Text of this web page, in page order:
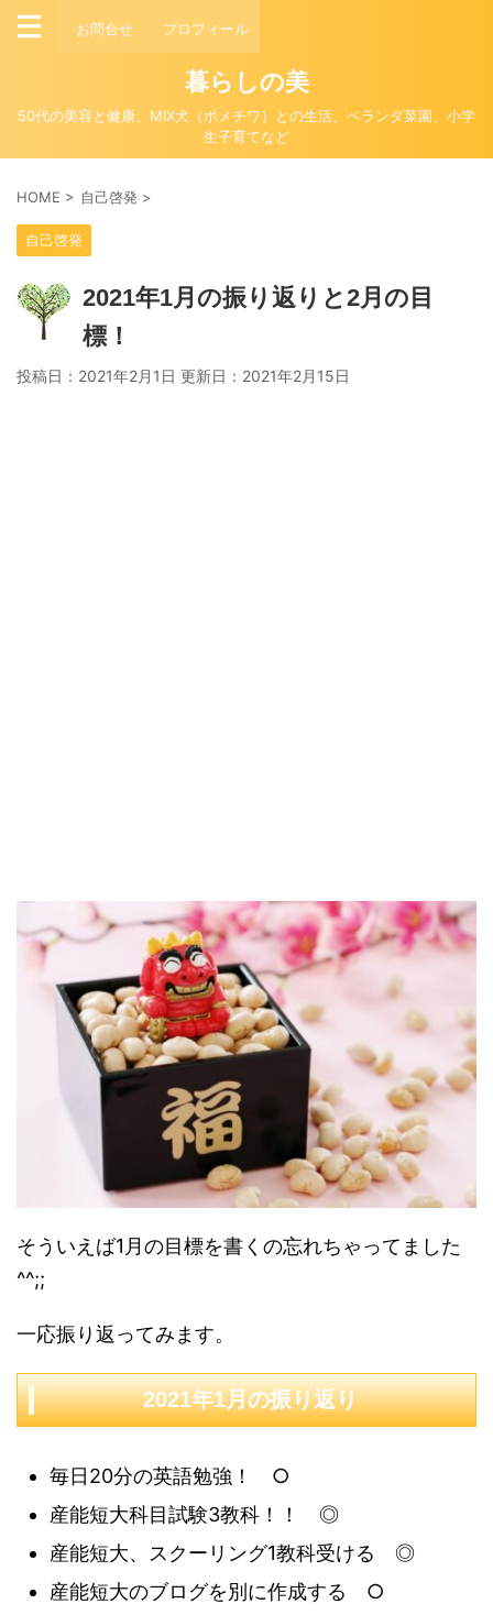
お問合せ プロフィール
暮らしの美
50代の美容と健康、MIX犬（ポメチワ）との生活、ベランダ菜園、小学
生子育てなど
HOME > 自己啓発 >
自己啓発
2021年1月の振り返りと2月の目
標！
投稿日：2021年2月1日 更新日： 2021年2月15日
そういえば1月の目標を書くの忘れちゃってました
^^;;
一応振り返ってみます。
2021年1月の振り返り
毎日20分の英語勉強！ ○
産能短大科目試験3教科！！ ◎
産能短大、スクーリング1教科受ける ◎
産能短大のブログを別に作成する ○